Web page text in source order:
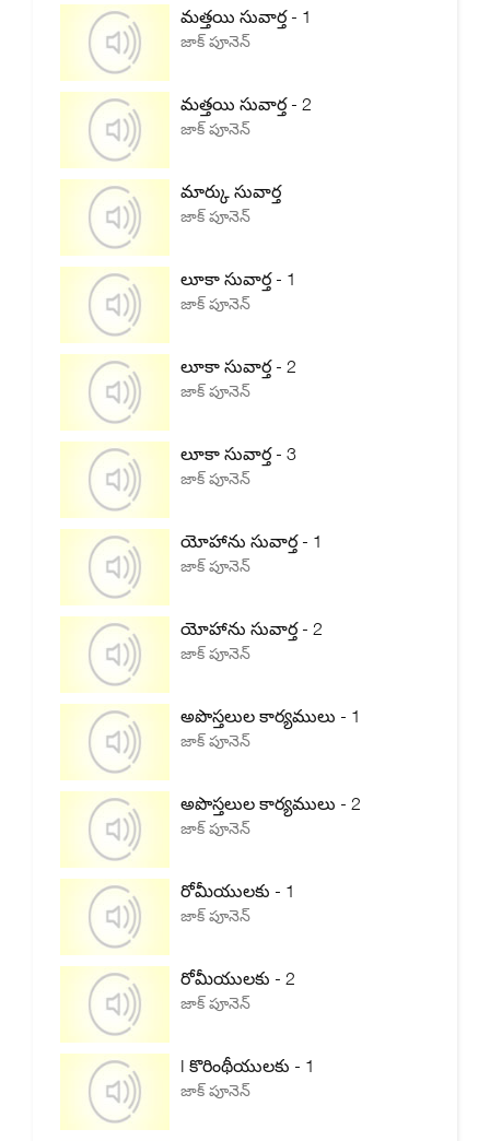
మత్తయి సువార్త - 1
జాక్ పూనెన్
మత్తయి సువార్త - 2
జాక్ పూనెన్
మార్కు సువార్త
జాక్ పూనెన్
లూకా సువార్త - 1
జాక్ పూనెన్
లూకా సువార్త - 2
జాక్ పూనెన్
లూకా సువార్త - 3
జాక్ పూనెన్
యోహాను సువార్త - 1
జాక్ పూనెన్
యోహాను సువార్త - 2
జాక్ పూనెన్
అపొస్తలుల కార్యములు - 1
జాక్ పూనెన్
అపొస్తలుల కార్యములు - 2
జాక్ పూనెన్
రోమీయులకు - 1
జాక్ పూనెన్
రోమీయులకు - 2
జాక్ పూనెన్
I కొరింథీయులకు - 1
జాక్ పూనెన్